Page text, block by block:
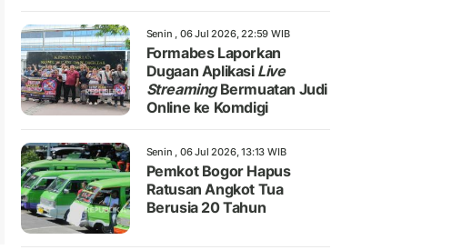
Senin , 06 Jul 2026, 22:59 WIB
Formabes Laporkan
Dugaan Aplikasi Live
StreamingBermuatan Judi
Online ke Komdigi
Senin , 06 Jul 2026, 13:13 WIB
Pemkot Bogor Hapus
Ratusan Angkot Tua
Berusia 20 Tahun